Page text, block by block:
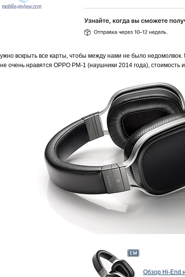
вскрыть все карты, чтобы между нами не было
очень нравятся OPPO PM-1 (наушники 2014 года), стоимость
Обзор Hi-End